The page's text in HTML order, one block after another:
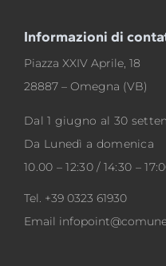
Informazioni di
Piazza XXIV Aprile, 18
28887 – Omegna (VB)
Dal 1 giugno al 30
Da Lunedì a domenica
10.00 – 12:30 / 14:30 –
Tel. +39 0323 61930
Email